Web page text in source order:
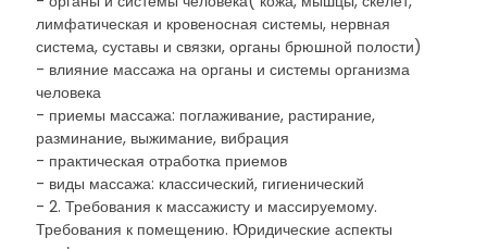
лимфатическая и кровеносная системы, нервная
система, суставы и связки, органы брюшной полости)
- влияние массажа на органы и системы организма
человека
- приемы массажа: поглаживание, растирание,
разминание, выжимание, вибрация
- практическая отработка приемов
- виды массажа: классический, гигиенический
- 2. Требования к массажисту и массируемому.
Требования к помещению. Юридические аспекты